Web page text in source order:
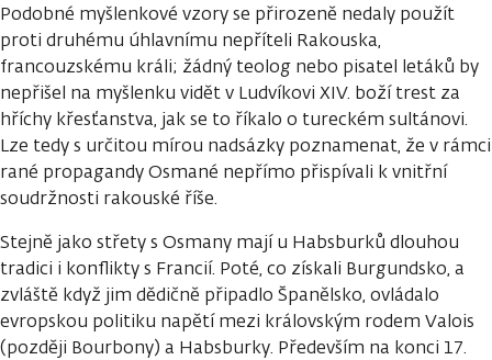
Podobné myšlenkové vzory se přirozeně nedaly použít
proti druhému úhlavnímu nepříteli Rakouska,
francouzskému králi; žádný teolog nebo pisatel letáků by
nepřišel na myšlenku vidět v Ludvíkovi XIV. boží trest za
hříchy křesťanstva, jak se to říkalo o tureckém sultánovi.
Lze tedy s určitou mírou nadsázky poznamenat, že v rámci
rané propagandy Osmané nepřímo přispívali k vnitřní
soudržnosti rakouské říše.
Stejně jako střety s Osmany mají u Habsburků dlouhou
tradici i konflikty s Francií. Poté, co získali Burgundsko, a
zvláště když jim dědičně připadlo Španělsko, ovládalo
evropskou politiku napětí mezi královským rodem Valois
(později Bourbony) a Habsburky. Především na konci 17.